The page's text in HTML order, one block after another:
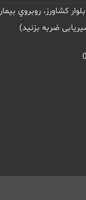
بلوار کشاورز، روبروي